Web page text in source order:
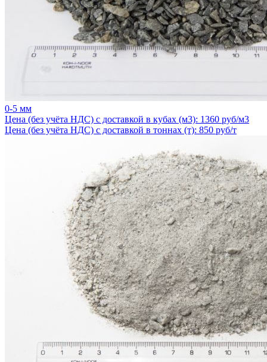
0-5 мм
Цена (без учёта НДС) с доставкой в кубах (м3): 1360 руб/м3
Цена (без учёта НДС) с доставкой в тоннах (т): 850 руб/т